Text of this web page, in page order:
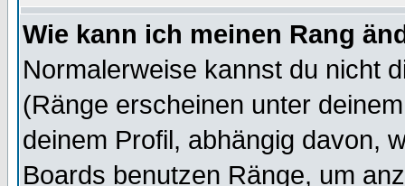
Wie kann ich meinen Rang
Normalerweise kannst du nicht
(Ränge erscheinen unter
deinem Profil, abhängig davon,
Boards benutzen Ränge, um